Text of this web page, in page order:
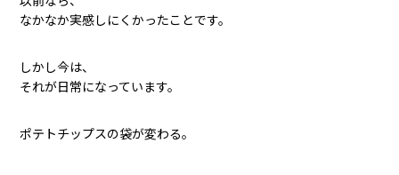
なかなか実感しにくかったことです。
しかし今は、
それが日常になっています。
ポテトチップスの袋が変わる。